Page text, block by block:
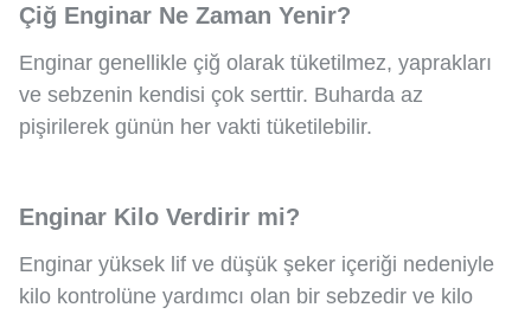
Çiğ Enginar Ne Zaman Yenir?
Enginar genellikle çiğ olarak tüketilmez, yaprakları
ve sebzenin kendisi çok serttir. Buharda az
pişirilerek günün her vakti tüketilebilir.
Enginar Kilo Verdirir mi?
Enginar yüksek lif ve düşük şeker içeriği nedeniyle
kilo kontrolüne yardımcı olan bir sebzedir ve kilo